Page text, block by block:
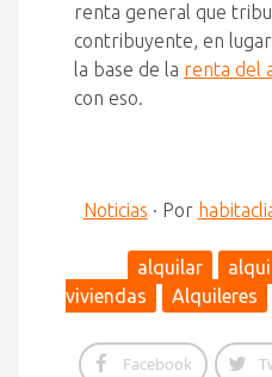
renta general que
contribuyente, en
la base de la renta del
con eso.
Noticias · Por
alquilar
viviendas
Alquileres
Facebook